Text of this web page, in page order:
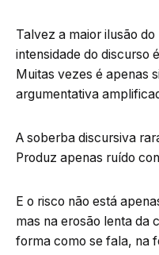
Talvez a maior ilusão
intensidade do discurso
Muitas vezes é apenas
argumentativa
A soberba discursiva
Produz apenas ruído
E o risco não está
mas na erosão lenta da
forma como se fala, na